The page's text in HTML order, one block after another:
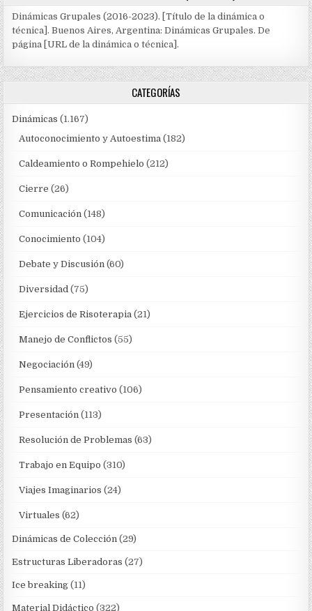
Dinámicas Grupales (2016-2023). [Título de la dinámica o
técnica]. Buenos Aires, Argentina: Dinámicas Grupales. De
página [URL de la dinámica o técnica].
CATEGORÍAS
Dinámicas (1.167)
Autoconocimiento y Autoestima (182)
Caldeamiento o Rompehielo (212)
Cierre (26)
Comunicación (148)
Conocimiento (104)
Debate y Discusión (60)
Diversidad (75)
Ejercicios de Risoterapia (21)
Manejo de Conflictos (55)
Negociación (49)
Pensamiento creativo (106)
Presentación (113)
Resolución de Problemas (63)
Trabajo en Equipo (310)
Viajes Imaginarios (24)
Virtuales (62)
Dinámicas de Colección (29)
Estructuras Liberadoras (27)
Ice breaking (11)
Material Didáctico (322)